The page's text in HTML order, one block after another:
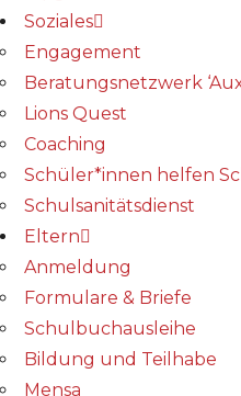
Soziales
Engagement
Beratungsnetzwerk
Lions Quest
Coaching
Schüler*innen helfen
Schulsanitätsdienst
Eltern
Anmeldung
Formulare & Briefe
Schulbuchausleihe
Bildung und Teilhabe
Mensa